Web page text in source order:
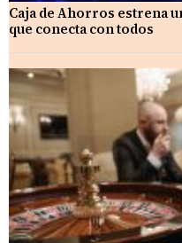
Caja de Ahorros estrena
que conecta con todos